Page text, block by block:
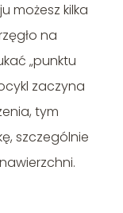
możesz kilka
na
„punktu
zaczyna
tym
szczególnie